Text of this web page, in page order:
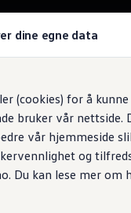
dine egne data
(cookies) for å
bruker vår nettside.
vår hjemmeside
og
Du kan lese mer om